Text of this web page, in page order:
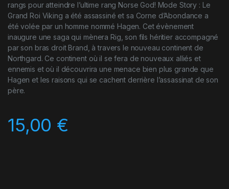
rangs pour atteindre l’ultime rang Norse God! Mode Story : Le
Grand Roi Viking a été assassiné et sa Corne d’Abondance a
été volée par un homme nommé Hagen. Cet évènement
inaugure une saga qui mènera Rig, son fils héritier accompagné
par son bras droit Brand, à travers le nouveau continent de
Northgard. Ce continent où il se fera de nouveaux alliés et
ennemis et où il découvrira une menace bien plus grande que
Hagen et les raisons qui se cachent derrière l’assassinat de son
père.
15,00 €